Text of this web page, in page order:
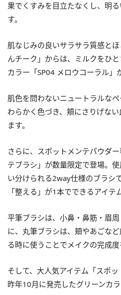
果でくすみを目立たなくし、明
す。
肌なじみの良いサラサラ質感と
んチーク」からは、ミルクをひ
カラー「SP04 メロウコーラル」
肌色を問わないニュートラルな
わらかく色づき、頬にさりげな
ます。
さらに、スポットメンテパウダ
テブラシ」が数量限定で登場。
い分けられる2way仕様のブラシ
「整える」が1本でできるアイテ
平筆ブラシは、小鼻・鼻筋・眉
に、丸筆ブラシは、頬やあごな
る時に使うことでメイクの完成度
そして、大人気アイテム「スポッ
昨年10月に発売したグリーンカラ